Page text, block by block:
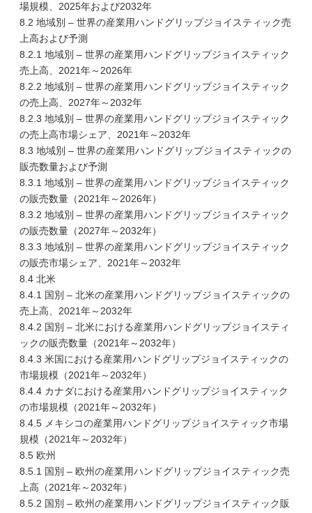
場規模、2025年および2032年
8.2 地域別 – 世界の産業用ハンドグリップジョイスティック売
上高および予測
8.2.1 地域別 – 世界の産業用ハンドグリップジョイスティック
売上高、2021年～2026年
8.2.2 地域別 – 世界の産業用ハンドグリップジョイスティック
の売上高、2027年～2032年
8.2.3 地域別 – 世界の産業用ハンドグリップジョイスティック
の売上高市場シェア、2021年～2032年
8.3 地域別 – 世界の産業用ハンドグリップジョイスティックの
販売数量および予測
8.3.1 地域別 – 世界の産業用ハンドグリップジョイスティック
の販売数量（2021年～2026年）
8.3.2 地域別 – 世界の産業用ハンドグリップジョイスティック
の販売数量（2027年～2032年）
8.3.3 地域別 – 世界の産業用ハンドグリップジョイスティック
の販売市場シェア、2021年～2032年
8.4 北米
8.4.1 国別 – 北米の産業用ハンドグリップジョイスティックの
売上高、2021年～2032年
8.4.2 国別 – 北米における産業用ハンドグリップジョイスティ
ックの販売数量（2021年～2032年）
8.4.3 米国における産業用ハンドグリップジョイスティックの
市場規模（2021年～2032年）
8.4.4 カナダにおける産業用ハンドグリップジョイスティック
の市場規模（2021年～2032年）
8.4.5 メキシコの産業用ハンドグリップジョイスティック市場
規模（2021年～2032年）
8.5 欧州
8.5.1 国別 – 欧州の産業用ハンドグリップジョイスティック売
上高（2021年～2032年）
8.5.2 国別 – 欧州の産業用ハンドグリップジョイスティック販